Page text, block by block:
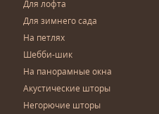
Для лофта
Для зимнего сада
На петлях
Шебби-шик
На панорамные окна
Акустические шторы
Негорючие шторы